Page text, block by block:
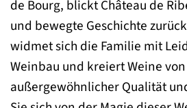
de Bourg, blickt Château de
und bewegte Geschichte
widmet sich die Familie mit
Weinbau und kreiert Weine von
außergewöhnlicher Qualität